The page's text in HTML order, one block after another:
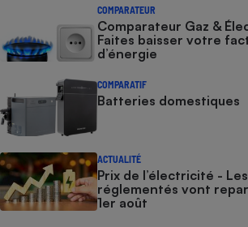
COMPARATEUR
Comparateur Gaz &
Faites baisser votre
d’énergie
COMPARATIF
Batteries domestiques
ACTUALITÉ
Prix de l’électricité -
réglementés vont
1er août